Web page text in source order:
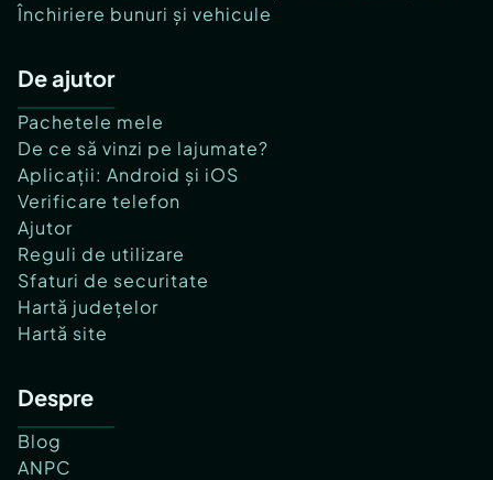
Închiriere bunuri și vehicule
De ajutor
Pachetele mele
De ce să vinzi pe lajumate?
Aplicații: Android și iOS
Verificare telefon
Ajutor
Reguli de utilizare
Sfaturi de securitate
Hartă județelor
Hartă site
Despre
Blog
ANPC